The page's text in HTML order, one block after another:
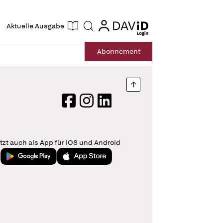
Aktuelle Ausgabe Suche login
login
Abonnement
Nach oben springen
FacebookInstagram
LinkedIn
auch als App für iOS und Android
Jetzt bei Google PlayLaden im App Store